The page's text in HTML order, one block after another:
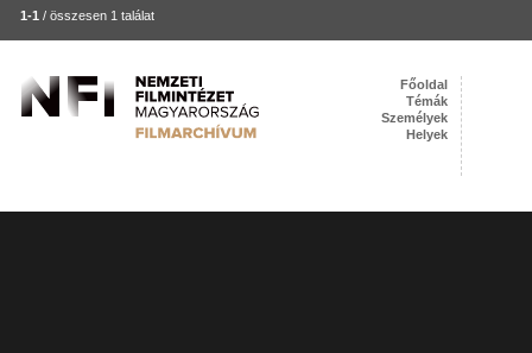
1-1 / összesen 1 találat
Főoldal
Témák
Személyek
Helyek